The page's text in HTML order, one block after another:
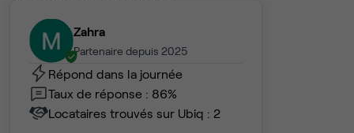
Zahra
Partenaire depuis 2025
Répond dans la journée
Taux de réponse : 86%
Locataires trouvés sur Ubiq : 2